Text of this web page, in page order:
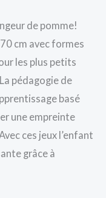
de pomme!
cm avec formes
les plus petits
pédagogie de
basé
une empreinte
ces jeux l’enfant
grâce à